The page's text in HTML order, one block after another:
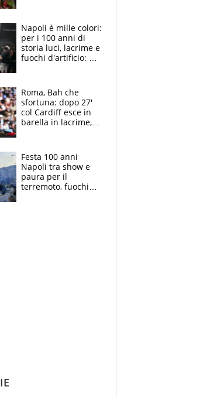
bigliettini
Napoli è mille colori:
per i 100 anni di
storia luci, lacrime e
fuochi d'artificio: De
Roma, Bah che
sfortuna: dopo 27'
col Cardiff esce in
barella in lacrime,
prendono 3 gol in
45'
Festa 100 anni
Napoli tra show e
paura per il
terremoto, fuochi